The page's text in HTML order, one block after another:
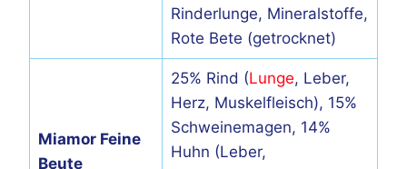
Rinderlunge, Mineralstoffe,
Rote Bete (getrocknet)
Miamor Feine
Beute
25% Rind (Lunge, Leber,
Herz, Muskelfleisch), 15%
Schweinemagen, 14%
Huhn (Leber,